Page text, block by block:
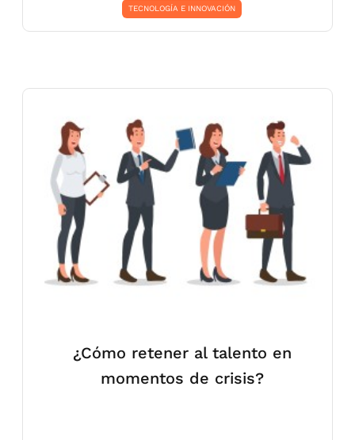
TECNOLOGÍA E INNOVACIÓN
¿Cómo retener al talento en
momentos de crisis?